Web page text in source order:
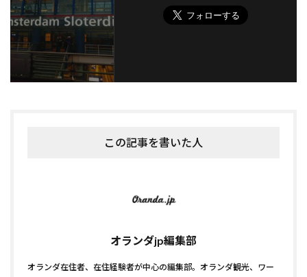
この記事を書いた人
オランダjp編集部
オランダ在住者、在住経験者が中心の編集部。オランダ観光、ワー